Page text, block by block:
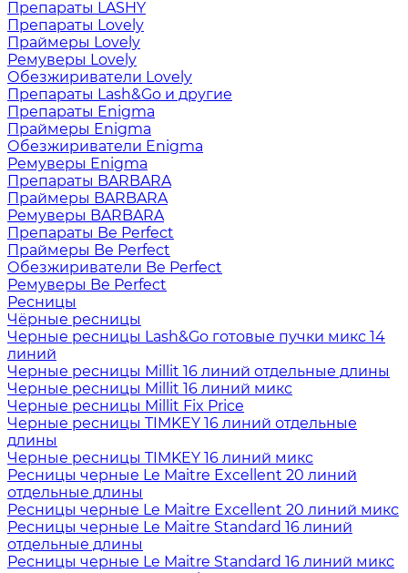
Препараты LASHY
Препараты Lovely
Праймеры Lovely
Ремуверы Lovely
Обезжириватели Lovely
Препараты Lash&Go и другие
Препараты Enigma
Праймеры Enigma
Обезжириватели Enigma
Ремуверы Enigma
Препараты BARBARA
Праймеры BARBARA
Ремуверы BARBARA
Препараты Be Perfect
Праймеры Be Perfect
Обезжириватели Be Perfect
Ремуверы Be Perfect
Ресницы
Чёрные ресницы
Черные ресницы Lash&Go готовые пучки микс 14
линий
Черные ресницы Millit 16 линий отдельные длины
Черные ресницы Millit 16 линий микс
Черные ресницы Millit Fix Price
Черные ресницы TIMKEY 16 линий отдельные
длины
Черные ресницы TIMKEY 16 линий микс
Ресницы черные Le Maitre Excellent 20 линий
отдельные длины
Ресницы черные Le Maitre Excellent 20 линий микс
Ресницы черные Le Maitre Standard 16 линий
отдельные длины
Ресницы черные Le Maitre Standard 16 линий микс